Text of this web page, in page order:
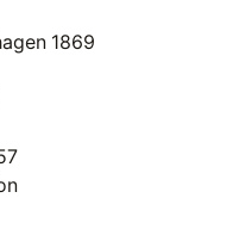
1869